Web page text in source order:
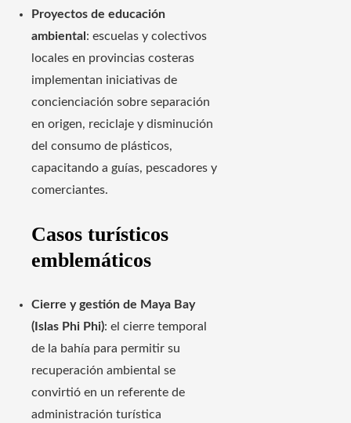
Proyectos de educación
ambiental : escuelas y colectivos
locales en provincias costeras
implementan iniciativas de
concienciación sobre separación
en origen, reciclaje y disminución
del consumo de plásticos,
capacitando a guías, pescadores y
comerciantes.
Casos turísticos
emblemáticos
Cierre y gestión de Maya Bay
(Islas Phi Phi): el cierre temporal
de la bahía para permitir su
recuperación ambiental se
convirtió en un referente de
administración turística